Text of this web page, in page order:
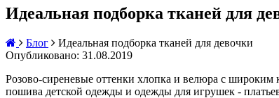
Идеальная подборка тканей для
Блог
Идеальная подборка тканей для девочки
Опубликовано: 31.08.2019
Розово-сиреневые оттенки хлопка и велюра с широким
пошива детской одежды и одежды для игрушек -